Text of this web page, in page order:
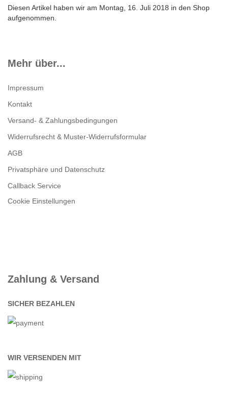
Diesen Artikel haben wir am Montag, 16. Juli 2018 in den Shop
aufgenommen.
Mehr über...
Impressum
Kontakt
Versand- & Zahlungsbedingungen
Widerrufsrecht & Muster-Widerrufsformular
AGB
Privatsphäre und Datenschutz
Callback Service
Cookie Einstellungen
Zahlung & Versand
SICHER BEZAHLEN
WIR VERSENDEN MIT